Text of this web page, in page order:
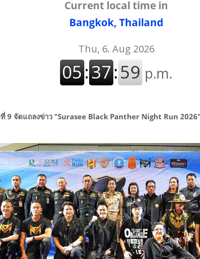
Current local time in
Bangkok, Thailand
9 จัดแถลงข่าว "Surasee Black Panther Night Run